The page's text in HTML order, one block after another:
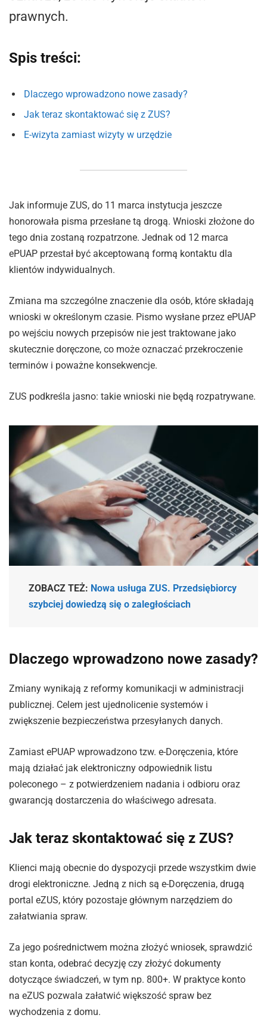
prawnych.
Spis treści:
Dlaczego wprowadzono nowe zasady?
Jak teraz skontaktować się z ZUS?
E-wizyta zamiast wizyty w urzędzie
Jak informuje ZUS, do 11 marca instytucja jeszcze
honorowała pisma przesłane tą drogą. Wnioski złożone do
tego dnia zostaną rozpatrzone. Jednak od 12 marca
ePUAP przestał być akceptowaną formą kontaktu dla
klientów indywidualnych.
Zmiana ma szczególne znaczenie dla osób, które składają
wnioski w określonym czasie. Pismo wysłane przez ePUAP
po wejściu nowych przepisów nie jest traktowane jako
skutecznie doręczone, co może oznaczać przekroczenie
terminów i poważne konsekwencje.
ZUS podkreśla jasno: takie wnioski nie będą rozpatrywane.
ZOBACZ TEŻ: Nowa usługa ZUS. Przedsiębiorcy
szybciej dowiedzą się o zaległościach
Dlaczego wprowadzono nowe zasady?
Zmiany wynikają z reformy komunikacji w administracji
publicznej. Celem jest ujednolicenie systemów i
zwiększenie bezpieczeństwa przesyłanych danych.
Zamiast ePUAP wprowadzono tzw. e-Doręczenia, które
mają działać jak elektroniczny odpowiednik listu
poleconego – z potwierdzeniem nadania i odbioru oraz
gwarancją dostarczenia do właściwego adresata.
Jak teraz skontaktować się z ZUS?
Klienci mają obecnie do dyspozycji przede wszystkim dwie
drogi elektroniczne. Jedną z nich są e-Doręczenia, drugą
portal eZUS, który pozostaje głównym narzędziem do
załatwiania spraw.
Za jego pośrednictwem można złożyć wniosek, sprawdzić
stan konta, odebrać decyzję czy złożyć dokumenty
dotyczące świadczeń, w tym np. 800+. W praktyce konto
na eZUS pozwala załatwić większość spraw bez
wychodzenia z domu.